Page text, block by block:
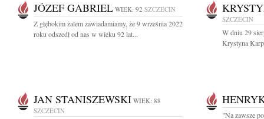
JÓZEF GABRIEL WIEK: 92 SZCZECIN
Z głębokim żalem zawiadamiamy, że 9 września 2022
roku odszedł od nas w wieku 92 lat...
SZCZECIN
W dniu 29
Krystyna
JAN STANISZEWSKI WIEK: 88
SZCZECIN
"Na zawsze